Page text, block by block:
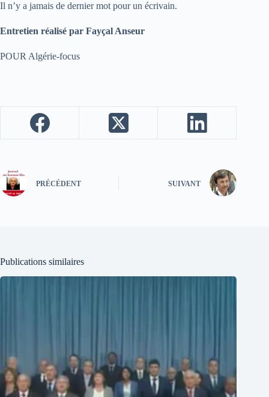
Il n’y a jamais de dernier mot pour un écrivain.
Entretien réalisé par Fayçal Anseur
POUR Algérie-focus
PRÉCÉDENT SUIVANT
Publications similaires